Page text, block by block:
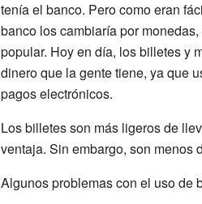
tenía el banco. Pero como eran
banco los cambiaría por
popular. Hoy en día, los billetes y
dinero que la gente tiene, ya que
pagos electrónicos.
Los billetes son más ligeros de
ventaja. Sin embargo, son menos
Algunos problemas con el uso de